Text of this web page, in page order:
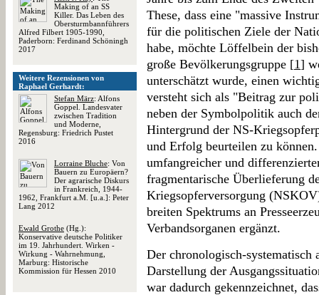
Making of an SS
Killer. Das Leben des
Obersturmbannführers
Alfred Filbert 1905-1990,
Paderborn: Ferdinand Schöningh
2017
Weitere Rezensionen von
Raphael Gerhardt:
Stefan März: Alfons
Goppel. Landesvater
zwischen Tradition
und Moderne,
Regensburg: Friedrich Pustet
2016
Lorraine Bluche: Von
Bauern zu Europäern?
Der agrarische Diskurs
in Frankreich, 1944-
1962, Frankfurt a.M. [u.a.]: Peter
Lang 2012
Ewald Grothe (Hg.):
Konservative deutsche Politiker
im 19. Jahrhundert. Wirken -
Wirkung - Wahrnehmung,
Marburg: Historische
Kommission für Hessen 2010
These, dass eine "massive
für die politischen Ziele der
habe, möchte Löffelbein der
große Bevölkerungsgruppe [1]
unterschätzt wurde, einen
versteht sich als "Beitrag zur
neben der Symbolpolitik auch
Hintergrund der NS-
und Erfolg beurteilen zu
umfangreicher und
fragmentarische Überlieferung
Kriegsopferversorgung
breiten Spektrums an
Verbandsorganen ergänzt.
Der chronologisch-
Darstellung der
war dadurch gekennzeichnet,